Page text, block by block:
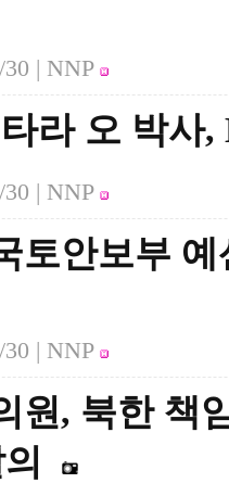
| NNP
라 오 박사
| NNP
토안보부
| NNP
원, 북한 책